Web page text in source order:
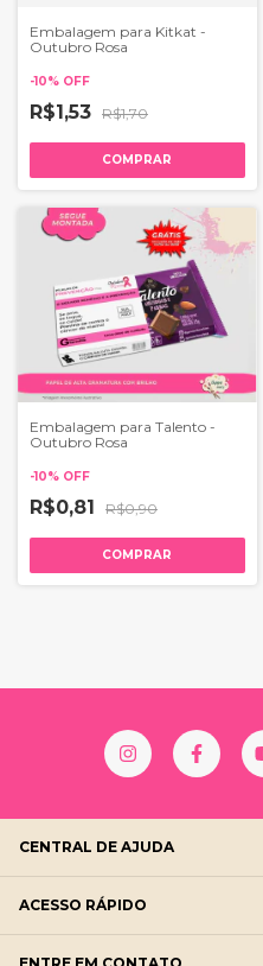
Embalagem para Kitkat -
Outubro Rosa
-10% OFF
R$1,53 R$1,70
COMPRAR
Embalagem para Talento -
Outubro Rosa
-10% OFF
R$0,81 R$0,90
COMPRAR
CENTRAL DE AJUDA
ACESSO RÁPIDO